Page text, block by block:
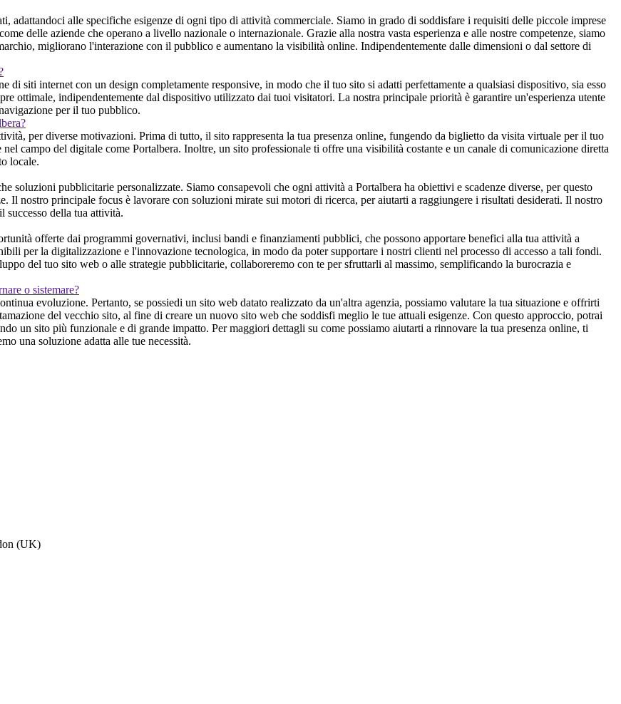
adattandoci alle specifiche esigenze di ogni tipo di attività commerciale. Siamo in grado di soddisfare i requisiti delle piccole imprese
delle aziende che operano a livello nazionale o internazionale. Grazie alla nostra vasta esperienza e alle nostre competenze, siamo
migliorano l'interazione con il pubblico e aumentano la visibilità online. Indipendentemente dalle dimensioni o dal settore di
di siti internet con un design completamente responsive, in modo che il tuo sito si adatti perfettamente a qualsiasi dispositivo, sia esso
ottimale, indipendentemente dal dispositivo utilizzato dai tuoi visitatori. La nostra principale priorità è garantire un'esperienza utente
per il tuo pubblico.
per diverse motivazioni. Prima di tutto, il sito rappresenta la tua presenza online, fungendo da biglietto da visita virtuale per il tuo
campo del digitale come Portalbera. Inoltre, un sito professionale ti offre una visibilità costante e un canale di comunicazione diretta
locale.
soluzioni pubblicitarie personalizzate. Siamo consapevoli che ogni attività a Portalbera ha obiettivi e scadenze diverse, per questo
Il nostro principale focus è lavorare con soluzioni mirate sui motori di ricerca, per aiutarti a raggiungere i risultati desiderati. Il nostro
successo della tua attività.
offerte dai programmi governativi, inclusi bandi e finanziamenti pubblici, che possono apportare benefici alla tua attività a
per la digitalizzazione e l'innovazione tecnologica, in modo da poter supportare i nostri clienti nel processo di accesso a tali fondi.
del tuo sito web o alle strategie pubblicitarie, collaboreremo con te per sfruttarli al massimo, semplificando la burocrazia e
o sistemare?
evoluzione. Pertanto, se possiedi un sito web datato realizzato da un'altra agenzia, possiamo valutare la tua situazione e offrirti
del vecchio sito, al fine di creare un nuovo sito web che soddisfi meglio le tue attuali esigenze. Con questo approccio, potrai
un sito più funzionale e di grande impatto. Per maggiori dettagli su come possiamo aiutarti a rinnovare la tua presenza online, ti
una soluzione adatta alle tue necessità.
(UK)